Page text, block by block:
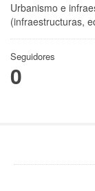
Urbanismo e
(infraestructuras,
Seguidores
0